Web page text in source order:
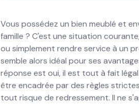
Vous possédez un bien meublé et
famille ? C'est une situation
ou simplement rendre service à un
semble alors idéal pour ses
réponse est oui, il est tout à fait
être encadrée par des règles
tout risque de redressement. Il ne